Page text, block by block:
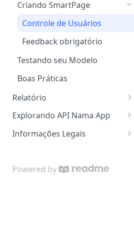
Gestão de Usuários
Formatos Suportados
Formatando Conteúdos
Criando SmartPage
Controle de Usuários
Feedback obrigatório
Testando seu Modelo
Boas Práticas
Relatório
Visão Geral
Créditos
Threads
Explorando API Nama App
Deep Search
Gerando um Histórico
Informações Legais
Termos e Condições
Powered by